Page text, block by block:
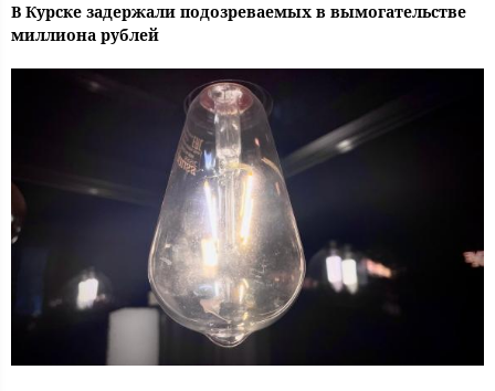
В Курске задержали подозреваемых в вымогательстве
миллиона рублей